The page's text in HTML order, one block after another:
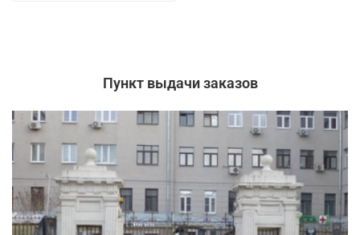
Пункт выдачи заказов